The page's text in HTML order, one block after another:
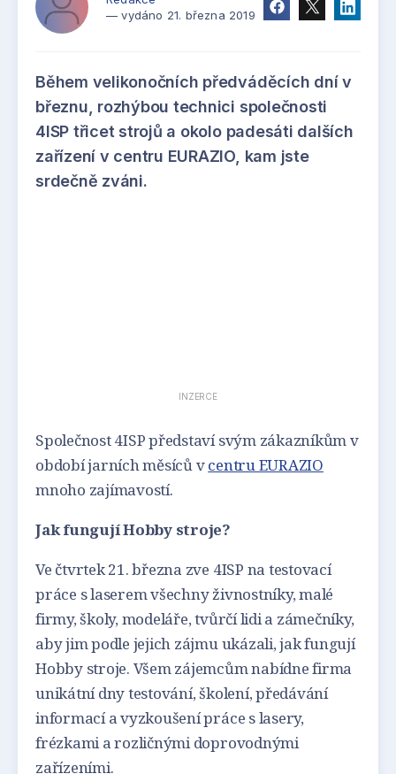
— vydáno 21. března 2019
Během velikonočních předváděcích dní v
březnu, rozhýbou technici společnosti
4ISP třicet strojů a okolo padesáti dalších
zařízení v centru EURAZIO, kam jste
srdečně zváni.
INZERCE
Společnost 4ISP představí svým zákazníkům v
období jarních měsíců vcentru EURAZIO
mnoho zajímavostí.
Jak fungují Hobby stroje?
Ve čtvrtek 21. března zve 4ISP na testovací
práce s laserem všechny živnostníky, malé
firmy, školy, modeláře, tvůrčí lidi a zámečníky,
aby jim podle jejich zájmu ukázali, jak fungují
Hobby stroje. Všem zájemcům nabídne firma
unikátní dny testování, školení, předávání
informací a vyzkoušení práce s lasery,
frézkami a rozličnými doprovodnými
zařízeními.